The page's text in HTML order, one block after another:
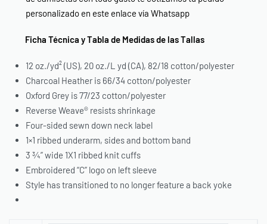
personalizado en este enlace vía Whatsapp
Ficha Técnica y Tabla de Medidas de las Tallas
12 oz./yd² (US), 20 oz./L yd (CA), 82/18 cotton/polyester
Charcoal Heather is 66/34 cotton/polyester
Oxford Grey is 77/23 cotton/polyester
Reverse Weave® resists shrinkage
Four-sided sewn down neck label
1×1 ribbed underarm, sides and bottom band
3 ¾” wide 1X1 ribbed knit cuffs
Embroidered “C” logo on left sleeve
Style has transitioned to no longer feature a back yoke